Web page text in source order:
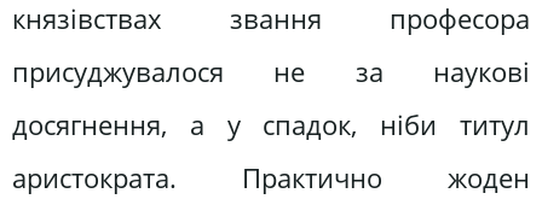
князівствах звання професора
присуджувалося не за наукові
досягнення, а у спадок, ніби титул
аристократа. Практично жоден